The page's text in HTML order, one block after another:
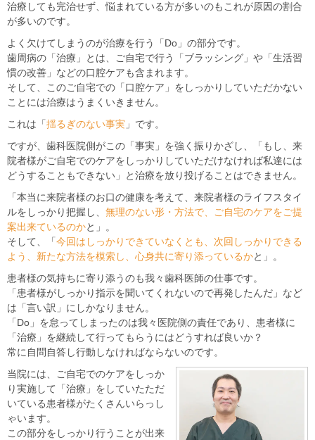
治療しても完治せず、悩まれている方が多いのもこれが原因の割合
が多いのです。
よく欠けてしまうのが治療を行う「Do」の部分です。
歯周病の「治療」とは、ご自宅で行う「ブラッシング」や「生活習
慣の改善」などの口腔ケアも含まれます。
そして、このご自宅での「口腔ケア」をしっかりしていただかない
ことには治療はうまくいきません。
これは「 揺るぎのない事実 」です。
ですが、歯科医院側がこの「事実」を強く振りかざし、「もし、来
院者様がご自宅でのケアをしっかりしていただけなければ私達には
どうすることもできない」と治療を放り投げることはできません。
「本当に来院者様のお口の健康を考えて、来院者様のライフスタイ
ルをしっかり把握し、 無理のない形・方法で、ご自宅のケアをご提
案出来ているのかと」。
そして、「 今回はしっかりできていなくとも、次回しっかりできる
よう、新たな方法を模索し、心身共に寄り添っているかと」。
患者様の気持ちに寄り添うのも我々歯科医師の仕事です。
「患者様がしっかり指示を聞いてくれないので再発したんだ」など
は「言い訳」にしかなりません。
「Do」を怠ってしまったのは我々医院側の責任であり、患者様に
「治療」を継続して行ってもらうにはどうすれば良いか？
常に自問自答し行動しなければならないのです。
当院には、ご自宅でのケアをしっか
り実施して「治療」をしていたただ
いている患者様がたくさんいらっし
ゃいます。
この部分をしっかり行うことが出来